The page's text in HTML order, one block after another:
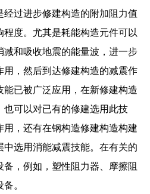
经过进步修建构造的附加阻力值
度。尤其是耗能构造元件可以
减和吸收地震的能量波，进一步
用，然后到达修建构造的减震作
能已被广泛应用，在新修建构造
也可以对已有的修建选用此技
，还有在钢构造修建构造构建
中选用消能减震技能。在有关的
，例如，塑性阻力器、摩擦阻
。